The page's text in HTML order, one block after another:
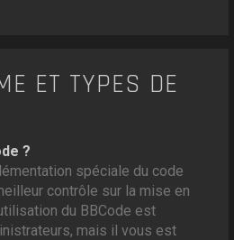
ET TYPES DE
?
spéciale du code
contrôle sur la mise en
du BBCode est
mais il vous est